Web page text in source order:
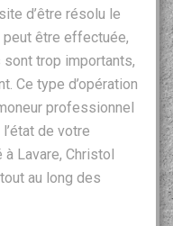
d’être résolu le
être effectuée,
trop importants,
Ce type d’opération
professionnel
de votre
Lavare, Christol
au long des